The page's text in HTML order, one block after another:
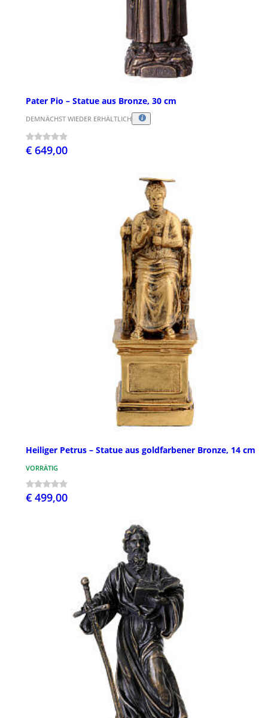
Pater Pio – Statue aus Bronze, 30 cm
DEMNÄCHST WIEDER ERHÄLTLICH
€ 649,00
Heiliger Petrus – Statue aus goldfarbener Bronze, 14 cm
VORRÄTIG
€ 499,00